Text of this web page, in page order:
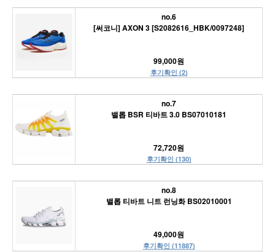
no.6
[써코니] AXON 3 [S2082616_HBK/0097248]
99,000원
후기확인 (2)
no.7
밸롭 BSR 티바트 3.0 BS07010181
72,720원
후기확인 (130)
no.8
밸롭 티바트 니트 런닝화 BS02010001
49,000원
후기확인 (11887)